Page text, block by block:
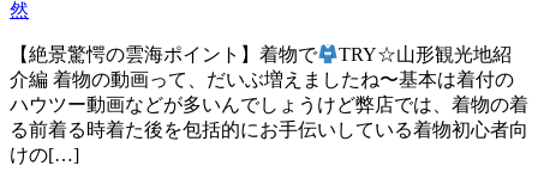
然
【絶景驚愕の雲海ポイント】着物で
TRY☆山形観光地紹
介編 着物の動画って、だいぶ増えましたね〜基本は着付の
ハウツー動画などが多いんでしょうけど弊店では、着物の着
る前着る時着た後を包括的にお手伝いしている着物初心者向
けの[…]